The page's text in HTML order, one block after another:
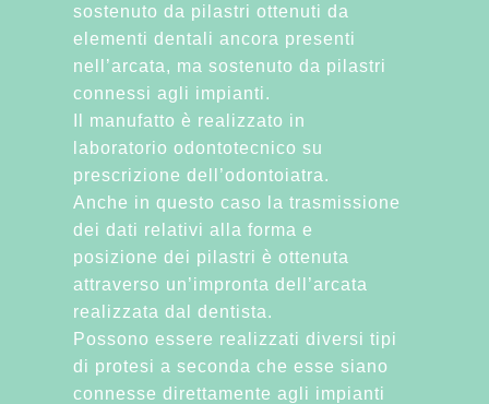
sostenuto da pilastri ottenuti da
elementi dentali ancora presenti
nell’arcata, ma sostenuto da pilastri
connessi agli impianti.
Il manufatto è realizzato in
laboratorio odontotecnico su
prescrizione dell’odontoiatra.
Anche in questo caso la trasmissione
dei dati relativi alla forma e
posizione dei pilastri è ottenuta
attraverso un’impronta dell’arcata
realizzata dal dentista.
Possono essere realizzati diversi tipi
di protesi a seconda che esse siano
connesse direttamente agli impianti